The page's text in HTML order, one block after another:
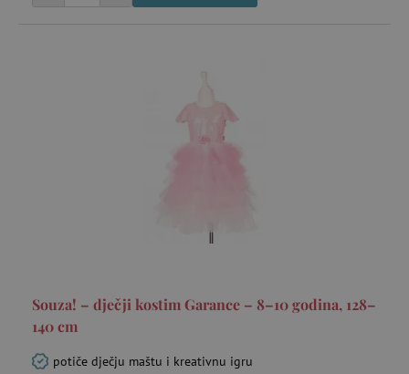
Souza! – dječji kostim Garance – 8–10 godina, 128–
140 cm
potiče dječju maštu i kreativnu igru